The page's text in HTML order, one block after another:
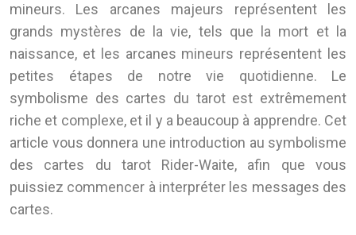
mineurs. Les arcanes majeurs représentent les
grands mystères de la vie, tels que la mort et la
naissance, et les arcanes mineurs représentent les
petites étapes de notre vie quotidienne. Le
symbolisme des cartes du tarot est extrêmement
riche et complexe, et il y a beaucoup à apprendre. Cet
article vous donnera une introduction au symbolisme
des cartes du tarot Rider-Waite, afin que vous
puissiez commencer à interpréter les messages des
cartes.